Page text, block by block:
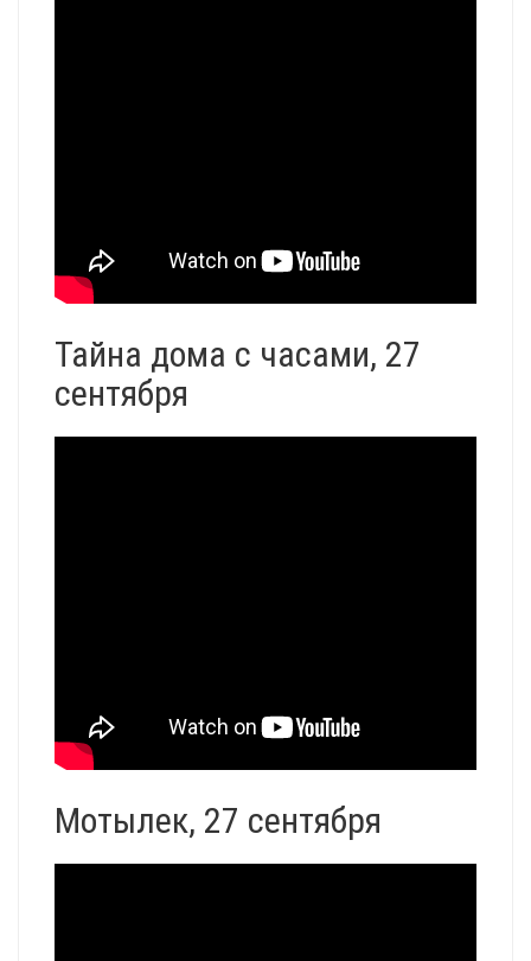
Тайна дома с часами, 27
сентября
Мотылек, 27 сентября